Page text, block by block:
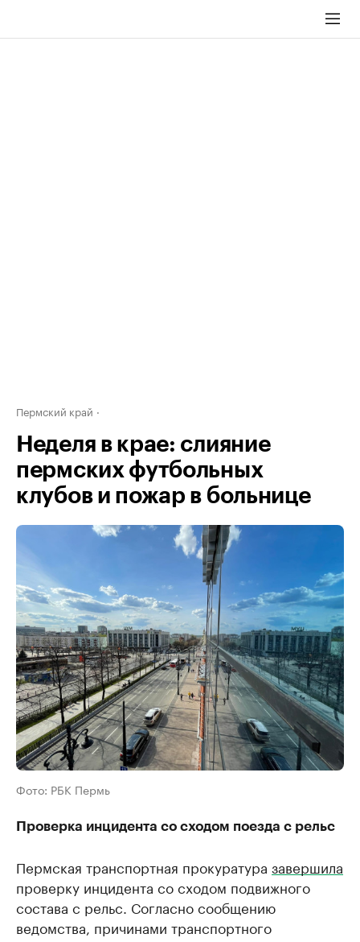
Пермский край
Неделя в крае: слияние
пермских футбольных
клубов и пожар в больнице
Фото: РБК Пермь
Проверка инцидента со сходом поезда с рельс
Пермская транспортная прокуратура завершила
проверку инцидента со сходом подвижного
состава с рельс. Согласно сообщению
ведомства, причинами транспортного